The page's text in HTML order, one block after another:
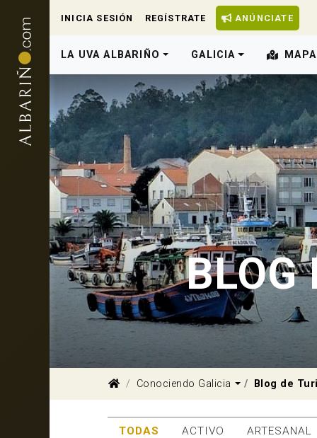
INICIA SESIÓN REGÍSTRATE ANÚNCIATE
LA UVA ALBARIÑO GALICIA MAPA
BLOG
Conociendo Galicia Dropdown
Blog de
TODAS ACTIVO ARTESANAL